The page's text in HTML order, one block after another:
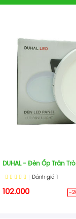
DUHAL - Đèn Ốp Trần
Đánh giá
102.000 -